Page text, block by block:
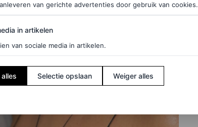
van gerichte advertenties door gebruik van cookies.
in artikelen
in artikelen
van sociale media in artikelen.
Selectie opslaan Weiger alles